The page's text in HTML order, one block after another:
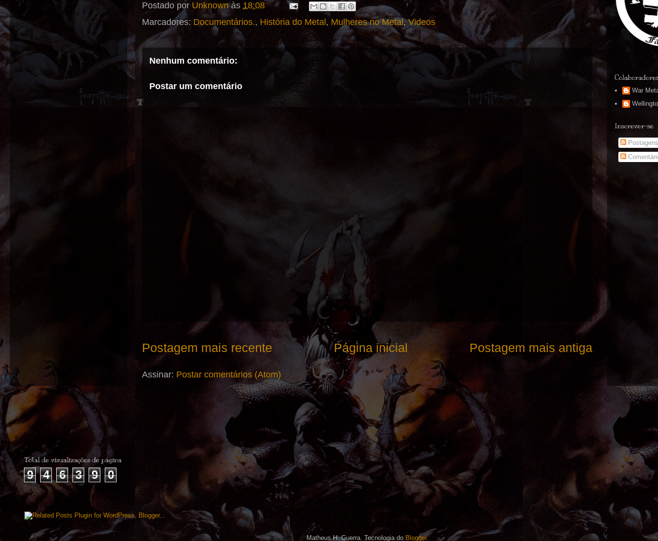
Postado por Unknown às 18:08
Marcadores: Documentários., História do Metal , Mulheres no Metal,Videos
Nenhum comentário:
Postar um comentário
Postagem mais recente Postagem mais antiga
Página inicial
Assinar: Postar comentários (Atom)
War
Inscrever-se
Postagens
Total de visualizações de página
9 4 6 3 9 0
Matheus H. Guerra. Tecnologia do Blogger.